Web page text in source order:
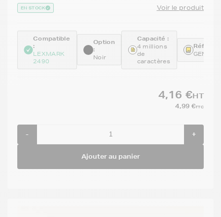
EN STOCK Voir le produit
Compatible
:
LEXMARK
2490
Option
:
Noir
Capacité :
4 millions
de
caractères
4,16 €HT
4,99 €TTC
- +
Ajouter au panier